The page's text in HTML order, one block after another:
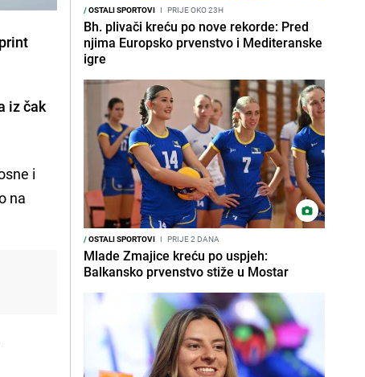
iz čak
i
na
/OSTALI SPORTOVI I PRIJE OKO 23H
Bh. plivači kreću po nove rekorde: Pred
njima Europsko prvenstvo i Mediteranske
igre
/OSTALI SPORTOVI I PRIJE 2 DANA
Mlade Zmajice kreću po uspjeh:
Balkansko prvenstvo stiže u Mostar